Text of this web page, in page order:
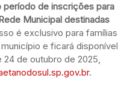
período de inscrições para
Municipal destinadas
é exclusivo para famílias
e ficará disponível
de outubro de 2025,
.